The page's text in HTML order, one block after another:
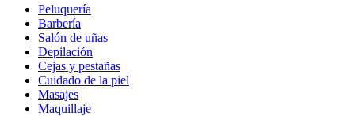
Peluquería
Barbería
Salón de uñas
Depilación
Cejas y pestañas
Cuidado de la piel
Masajes
Maquillaje